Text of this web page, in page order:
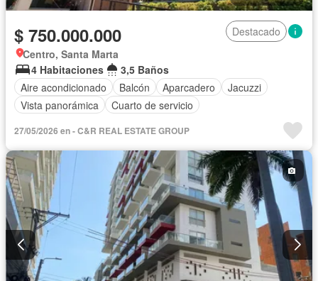
$ 750.000.000
Destacado
Centro, Santa Marta
4 Habitaciones
3,5 Baños
Aire acondicionado
Balcón Aparcadero
Jacuzzi
Vista panorámica
Cuarto de servicio
27/05/2026 en - C&R REAL ESTATE GROUP